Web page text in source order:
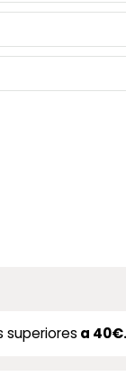
superiores a 40€.